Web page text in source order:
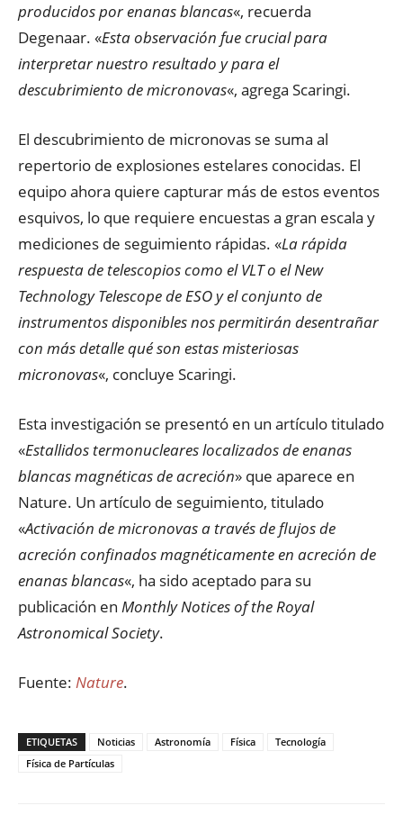
producidos por enanas blancas«, recuerda
Degenaar. «Esta observación fue crucial para
interpretar nuestro resultado y para el
descubrimiento de micronovas«, agrega Scaringi.
El descubrimiento de micronovas se suma al
repertorio de explosiones estelares conocidas. El
equipo ahora quiere capturar más de estos eventos
esquivos, lo que requiere encuestas a gran escala y
mediciones de seguimiento rápidas. «La rápida
respuesta de telescopios como el VLT o el New
Technology Telescope de ESO y el conjunto de
instrumentos disponibles nos permitirán desentrañar
con más detalle qué son estas misteriosas
micronovas«, concluye Scaringi.
Esta investigación se presentó en un artículo titulado
«Estallidos termonucleares localizados de enanas
blancas magnéticas de acreción» que aparece en
Nature. Un artículo de seguimiento, titulado
«Activación de micronovas a través de flujos de
acreción confinados magnéticamente en acreción de
enanas blancas«, ha sido aceptado para su
publicación en Monthly Notices of the Royal
Astronomical Society.
Fuente: Nature.
ETIQUETAS Noticias Astronomía Física
Tecnología
Física de Partículas